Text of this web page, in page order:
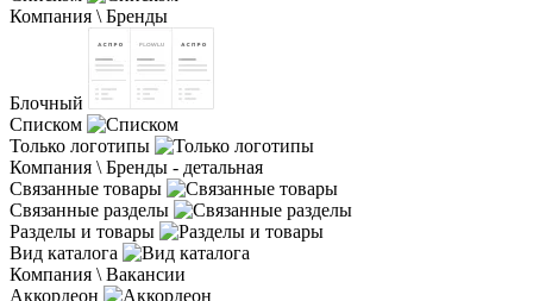
Компания \ Бренды
Блочный
Списком
Только логотипы
Компания \ Бренды - детальная
Связанные товары
Связанные разделы
Разделы и товары
Вид каталога
Компания \ Вакансии
Аккордеон